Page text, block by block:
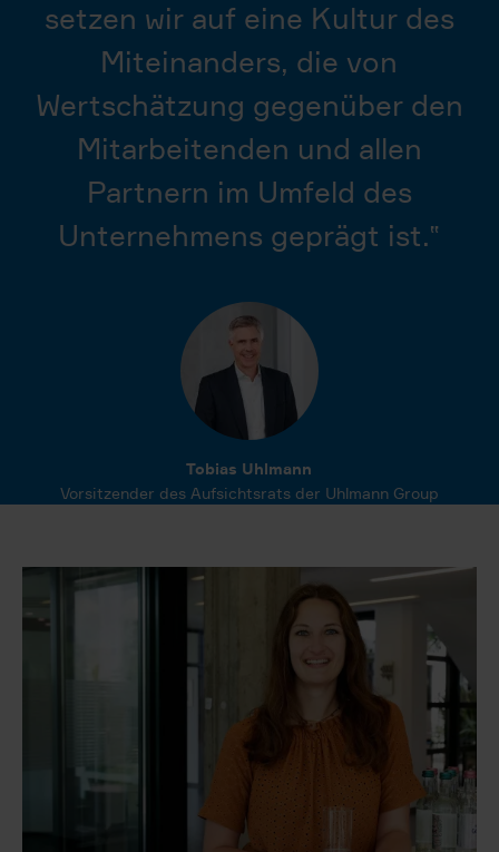
setzen wir auf eine Kultur des
Miteinanders, die von
Wertschätzung gegenüber den
Mitarbeitenden und allen
Partnern im Umfeld des
Unternehmens geprägt ist.‟
Tobias Uhlmann
Vorsitzender des Aufsichtsrats der Uhlmann Group